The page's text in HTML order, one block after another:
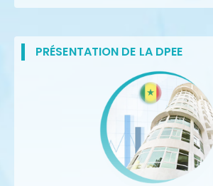
PRÉSENTATION DE LA DPEE